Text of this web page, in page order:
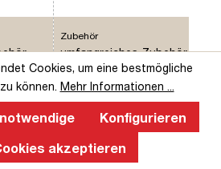
Zubehör
umfangreiches Zubehör
vorhanden
Belastbarkeit
bis zu 80 kg
Cookies, um eine bestmögliche
können. Mehr Informationen ...
Konfigurieren
akzeptieren